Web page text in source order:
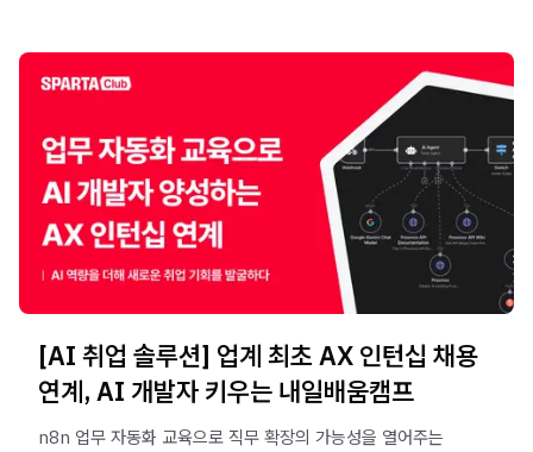
[AI 취업 솔루션] 업계 최초 AX 인턴십 채용
연계, AI 개발자 키우는 내일배움캠프
n8n 업무 자동화 교육으로 직무 확장의 가능성을 열어주는